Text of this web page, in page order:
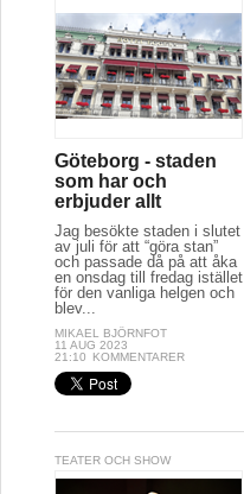
Göteborg - staden
som har och
erbjuder allt
Jag besökte staden i slutet
av juli för att “göra stan”
och passade då på att åka
en onsdag till fredag istället
för den vanliga helgen och
blev...
MIKAEL BJÖRNFOT
11 AUG 2023
21:10
KOMMENTARER
TEATER OCH SHOW